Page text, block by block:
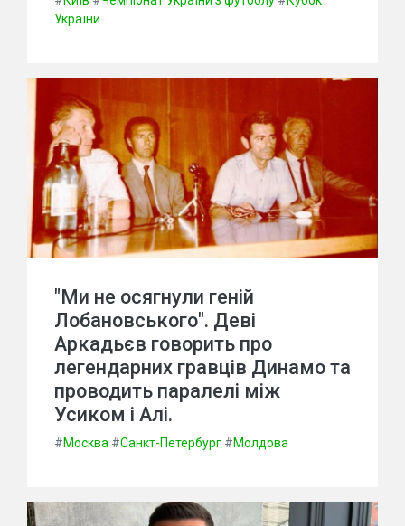
України
"Ми не осягнули геній
Лобановського". Деві
Аркадьєв говорить про
легендарних гравців Динамо та
проводить паралелі між
Усиком і Алі.
#Москва #Санкт-Петербург #Молдова